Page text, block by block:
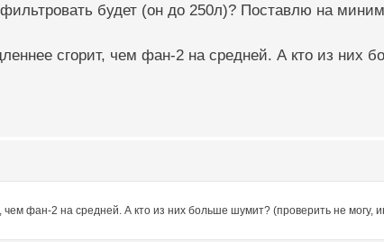
будет (он до 250л)? Поставлю на
сгорит, чем фан-2 на средней. А кто из них
фан-2 на средней. А кто из них больше шумит? (проверить не могу,